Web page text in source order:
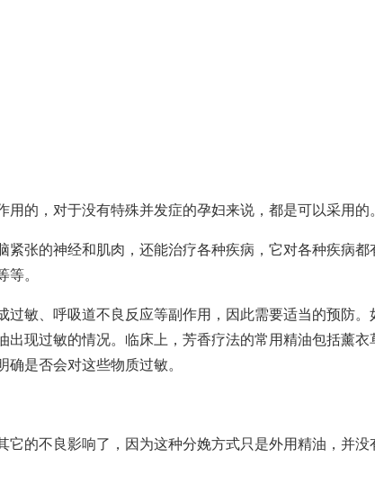
的，对于没有特殊并发症的孕妇来说，都是可以采用的
张的神经和肌肉，还能治疗各种疾病，它对各种疾病都
。
敏、呼吸道不良反应等副作用，因此需要适当的预防。
现过敏的情况。临床上，芳香疗法的常用精油包括薰衣
确是否会对这些物质过敏。
它的不良影响了，因为这种分娩方式只是外用精油，并没